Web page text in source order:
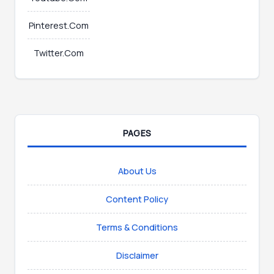
Pinterest.Com
Twitter.Com
PAGES
About Us
Content Policy
Terms & Conditions
Disclaimer